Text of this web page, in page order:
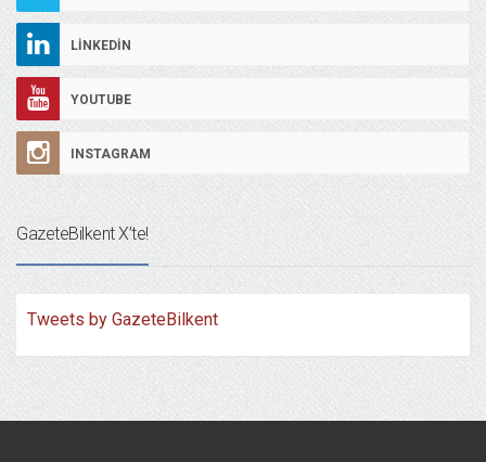
LINKEDIN
YOUTUBE
INSTAGRAM
GazeteBilkent X’te!
Tweets by GazeteBilkent